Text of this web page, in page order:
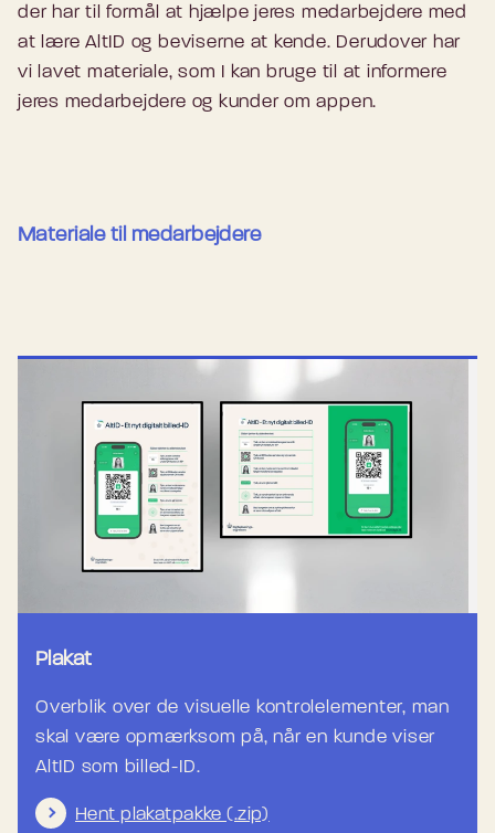
der har til formål at hjælpe jeres medarbejdere med
at lære AltID og beviserne at kende. Derudover har
vi lavet materiale, som I kan bruge til at informere
jeres medarbejdere og kunder om appen.
Materiale til medarbejdere
Plakat
Overblik over de visuelle kontrolelementer, man
skal være opmærksom på, når en kunde viser
AltID som billed-ID.
Hent plakatpakke (.zip)